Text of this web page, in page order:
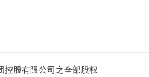
控股有限公司之全部股权